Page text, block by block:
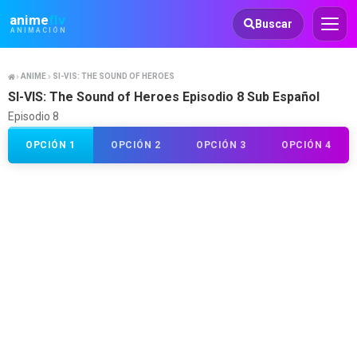
animeflv
ANIMACIÓN
Animeflv Buscar
ANIME SI-VIS: THE SOUND OF HEROES
SI-VIS: The Sound of Heroes Episodio 8 Sub Español
Episodio 8
OPCIÓN 1 OPCIÓN 2 OPCIÓN 3 OPCIÓN 4